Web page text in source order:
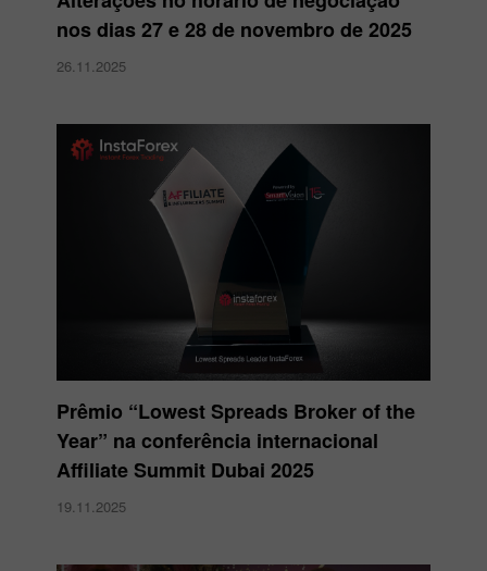
nos dias 27 e 28 de novembro de 2025
26.11.2025
Prêmio “Lowest Spreads Broker of the
Year” na conferência internacional
Affiliate Summit Dubai 2025
19.11.2025